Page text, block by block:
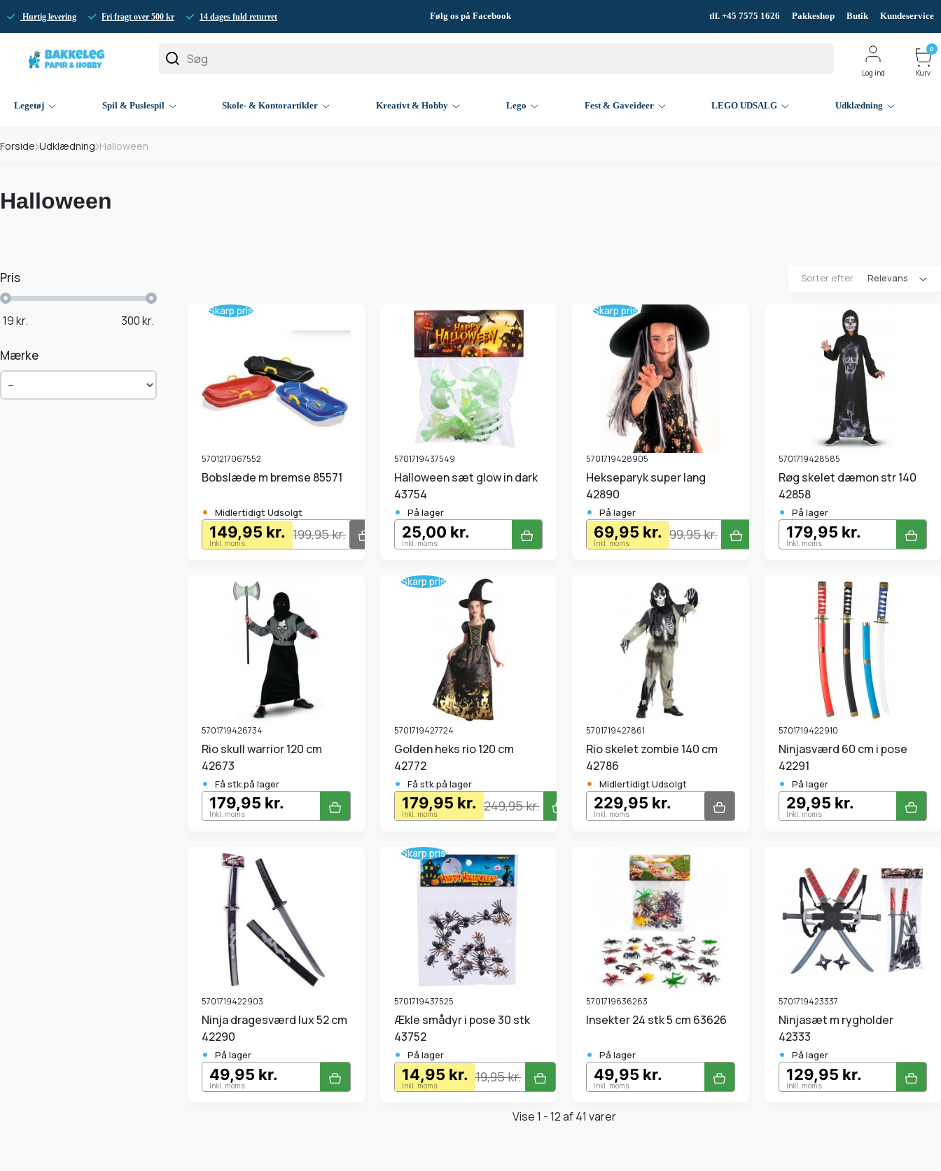
Hurtig levering Fri fragt over 500 kr 14 dages fuld returret Følg os på Facebook tlf. +45 7575 1626 Pakkeshop Butik Kundeservice
Log ind
0
Kurv
Legetøj Spil & Puslespil Skole- & Kontorartikler Kreativt & Hobby Lego Fest & Gaveideer LEGO UDSALG Udklædning
Forside Udklædning Halloween
Halloween
Pris
19kr. 300kr.
Mærke
Sorter efter
Skarp pris
5701217067552
Bobslæde m bremse 85571
• Midlertidigt Udsolgt
149,95 kr.
Inkl. moms
199,95 kr.
5701719437549
Halloween sæt glow in dark
43754
• På lager
25,00 kr.
Inkl. moms
Skarp pris
5701719428905
Hekseparyk super lang
42890
• På lager
69,95 kr.
Inkl. moms
99,95 kr.
5701719428585
Røg skelet dæmon str 140
42858
• På lager
179,95 kr.
Inkl. moms
5701719426734
Rio skull warrior 120 cm
42673
• Få stk.på lager
179,95 kr.
Inkl. moms
Skarp pris
5701719427724
Golden heks rio 120 cm
42772
• Få stk.på lager
179,95 kr.
Inkl. moms
249,95 kr.
5701719427861
Rio skelet zombie 140 cm
42786
• Midlertidigt Udsolgt
229,95 kr.
Inkl. moms
5701719422910
Ninjasværd 60 cm i pose
42291
• På lager
29,95 kr.
Inkl. moms
5701719422903
Ninja dragesværd lux 52 cm
42290
• På lager
49,95 kr.
Inkl. moms
Skarp pris
5701719437525
ækle smådyr i pose 30 stk
43752
• På lager
14,95 kr.
Inkl. moms
19,95 kr.
5701719636263
Insekter 24 stk 5 cm 63626
• På lager
49,95 kr.
Inkl. moms
5701719423337
Ninjasæt m rygholder
42333
• På lager
129,95 kr.
Inkl. moms
Vise 1 - 12 af 41 varer